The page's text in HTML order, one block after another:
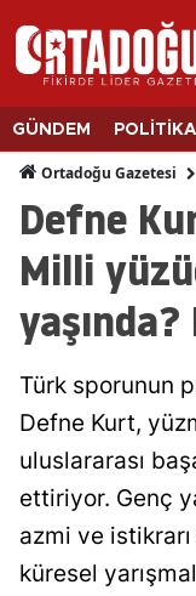
GÜNDEM POLİTİKA
Ortadoğu Gazetesi
Defne
Milli
Türk sporunun
Defne Kurt,
uluslararası
ettiriyor. Genç
azmi ve
küresel